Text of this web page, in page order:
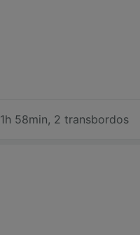
1h 58min, 2 transbordos